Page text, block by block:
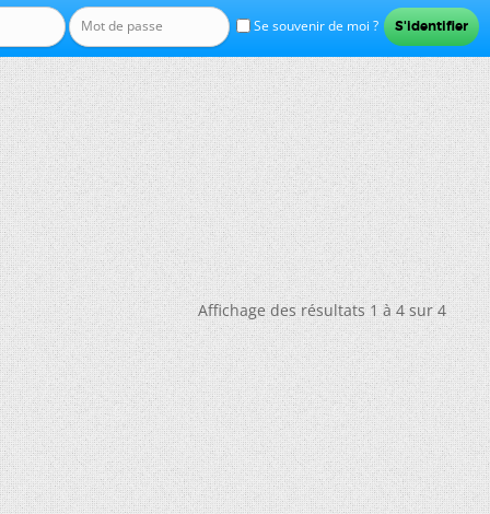
Se souvenir de moi ?
Affichage des résultats 1 à 4 sur 4